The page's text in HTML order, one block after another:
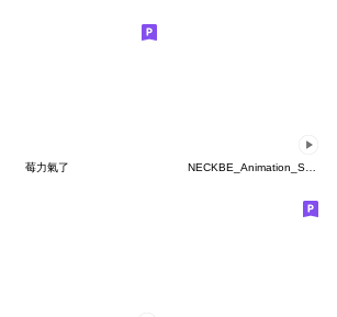
莓力氣了 NECKBE_Animation_Sticker